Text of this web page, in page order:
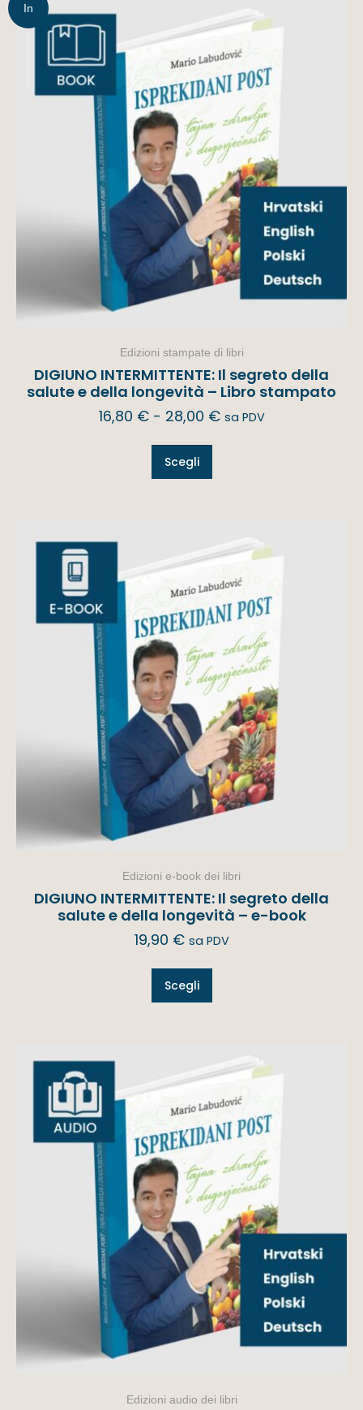
In
Edizioni stampate di libri
DIGIUNO INTERMITTENTE: Il segreto della
salute e della longevità – Libro stampato
16,80 € - 28,00 € sa PDV
Scegli
Edizioni e-book dei libri
DIGIUNO INTERMITTENTE: Il segreto della
salute e della longevità – e-book
19,90 € sa PDV
Scegli
Edizioni audio dei libri